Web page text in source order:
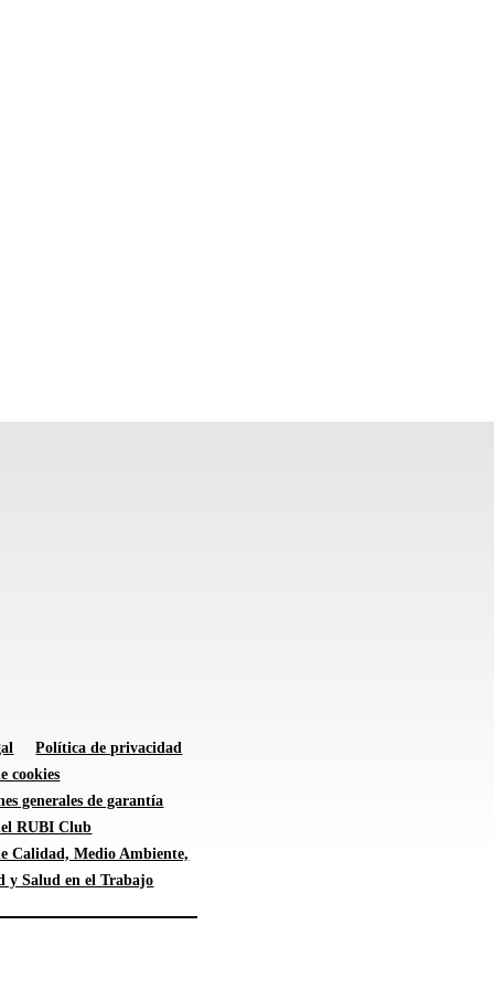
Política de privacidad
cookies
generales de garantía
RUBI Club
Calidad, Medio Ambiente,
y Salud en el Trabajo